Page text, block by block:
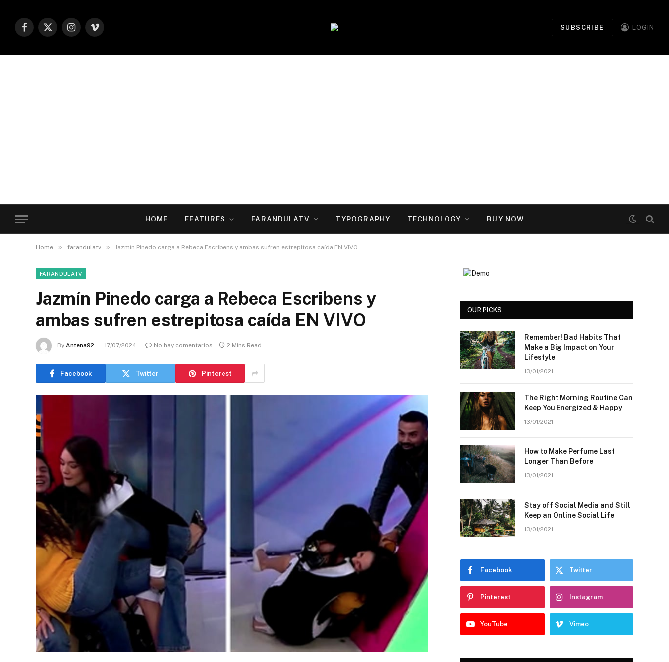
Facebook
X
Instagram
Vimeo
SUBSCRIBE LOGIN
HOME FEATURES FARANDULATV TYPOGRAPHY TECHNOLOGY BUY NOW
Home » farandulatv » Jazmín Pinedo carga a Rebeca Escribens y ambas sufren estrepitosa caída EN VIVO
FARANDULATV
Jazmín Pinedo carga a Rebeca Escribens y
ambas sufren estrepitosa caída EN VIVO
By Antena92 17/07/2024 No hay comentarios 2 Mins Read
Facebook Twitter Pinterest
OUR PICKS
Remember! Bad Habits That
Make a Big Impact on Your
Lifestyle
13/01/2021
The Right Morning Routine Can
Keep You Energized & Happy
13/01/2021
How to Make Perfume Last
Longer Than Before
13/01/2021
Stay off Social Media and Still
Keep an Online Social Life
13/01/2021
Facebook Twitter
Pinterest Instagram
YouTube Vimeo